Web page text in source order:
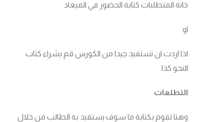
خانة المتطلبات كتابة الحضور في الميعاد
او
اذا اردت ان تستفيد جيدا من الكورس قم بشراء كتاب
النحو كذا
التطلعات
وهنا تقوم بكتابة ما سوف يستفيد به الطالب من خلال